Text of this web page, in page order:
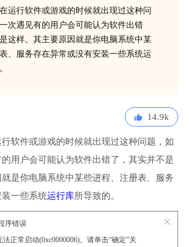
运行软件或游戏的时候就出现过这种问
次遇见有的用户会可能认为软件出错
这样。其主要原因就是你电脑系统中某
、服务存在异常或没有安装一些系统运
14.9k
软件或游戏的时候就出现过这种问题，如
用户会可能认为软件出错了，其实并不是
是你电脑系统中某些进程、注册表、服务
一些系统运行库所导致的。
序错误
正常启动(0xc0000006)。请单击“确定”关